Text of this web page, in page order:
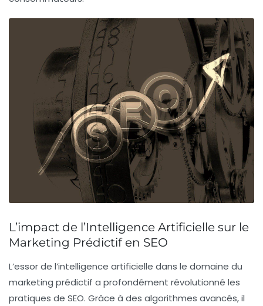
L’impact de l’Intelligence Artificielle sur le
Marketing Prédictif en SEO
L’essor de l’intelligence artificielle dans le domaine du
marketing prédictif a profondément révolutionné les
pratiques de SEO. Grâce à des algorithmes avancés, il